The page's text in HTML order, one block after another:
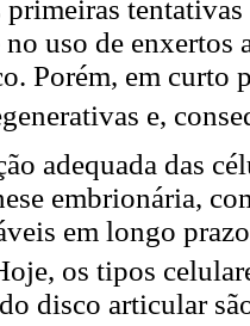
primeiras
no uso de
Porém, em curto
e,
adequada das
embrionária,
em longo
os tipos
disco articular